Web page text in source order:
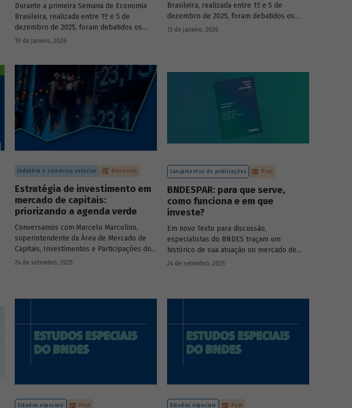
Durante a primeira Semana de Economia
Brasileira, realizada entre 1º e 5 de
dezembro de 2025, foram debatidos os
principais temas que marcaram a economia
renomados.
19 de janeiro, 2026
Brasileira, realizada entre 1º e 5 de
dezembro de 2025, foram debatidos os
principais temas que marcaram a economia
13 de janeiro, 2026
Indústria e comércio exterior Entrevista
Estratégia de investimento em
mercado de capitais:
priorizando a agenda verde
Conversamos com Marcelo Marcolino,
superintendente da Área de Mercado de
Capitais, Investimentos e Participações do
BNDES, e representantes de duas das
de bancos de desenvolvimento no
mercado de capitais, a nova estratégia do
BNDES e os planos das investidas.
24 de setembro, 2025
Lançamentos de publicações Post
BNDESPAR: para que serve,
como funciona e em que
investe?
Em novo Texto para discussão,
especialistas do BNDES traçam um
histórico de sua atuação no mercado de
capitais, apontando a importância dessa
24 de setembro, 2025
Estudos especiais Post Estudos especiais Post